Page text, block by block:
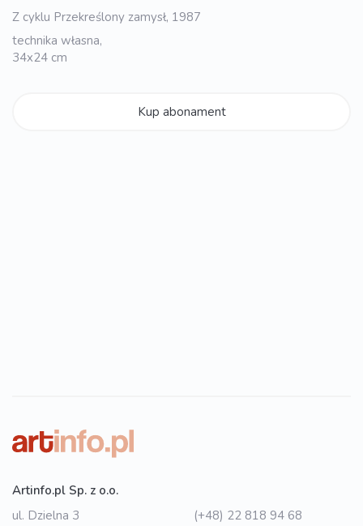
Z cyklu Przekreślony zamysł, 1987
technika własna,
34x24 cm
Kup abonament
Artinfo.pl Sp. z o.o.
ul. Dzielna 3
(+48) 22 818 94 68